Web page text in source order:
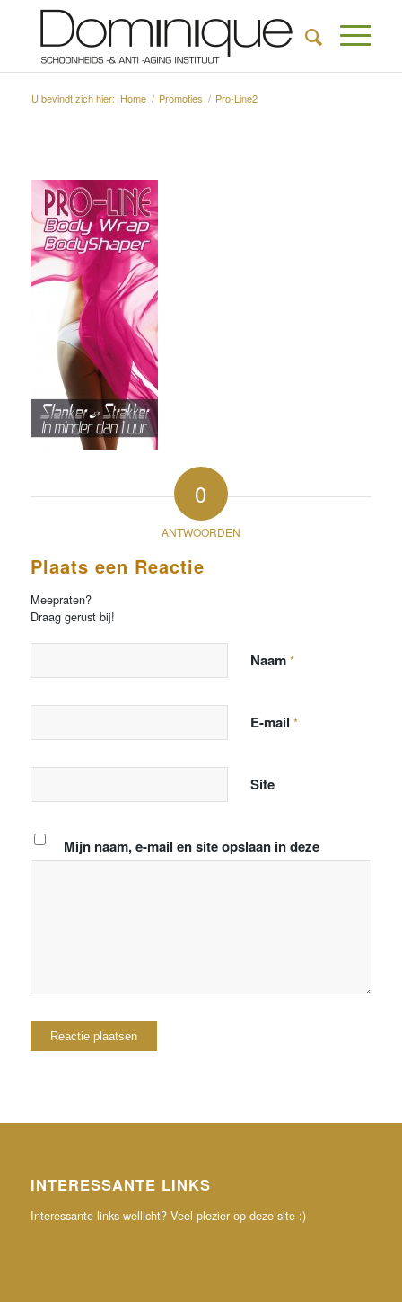
U bevindt zich hier: Home / Promoties / Pro-Line2
0
ANTWOORDEN
Plaats een Reactie
Meepraten?
Draag gerust bij!
Naam *
E-mail *
Site
Mijn naam, e-mail en site opslaan in deze
browser voor de volgende keer wanneer ik een
INTERESSANTE LINKS
Interessante links wellicht? Veel plezier op deze site :)